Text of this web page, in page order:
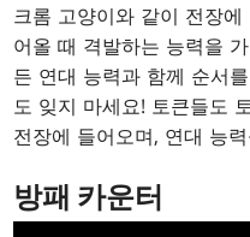
크롬 고양이와 같이 전장
어올 때 격발하는 능력을
든 연대 능력과 함께 순서
도 잊지 마세요! 토큰들도
전장에 들어오며, 연대 능
방패 카운터